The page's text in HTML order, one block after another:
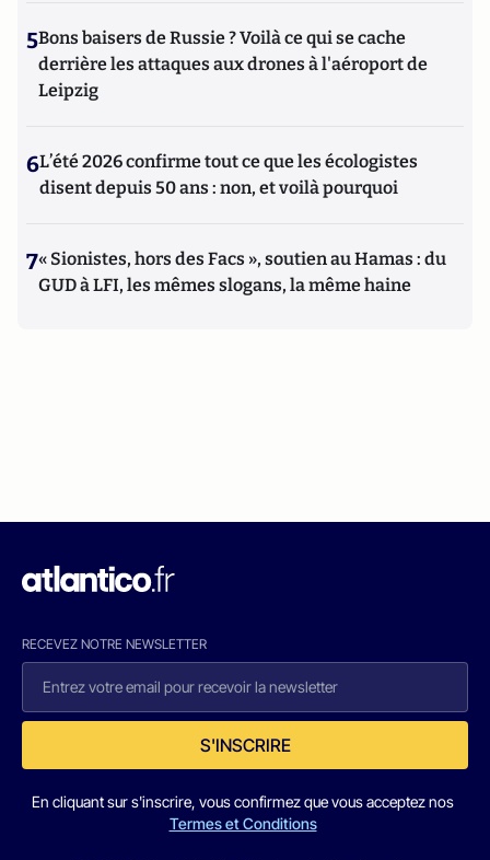
5Bons baisers de Russie ? Voilà ce qui se cache
derrière les attaques aux drones à l'aéroport de
Leipzig
6L’été 2026 confirme tout ce que les écologistes
disent depuis 50 ans : non, et voilà pourquoi
7« Sionistes, hors des Facs », soutien au Hamas : du
GUD à LFI, les mêmes slogans, la même haine
RECEVEZ NOTRE NEWSLETTER
S'INSCRIRE
En cliquant sur s'inscrire, vous confirmez que vous acceptez nos
Termes et Conditions